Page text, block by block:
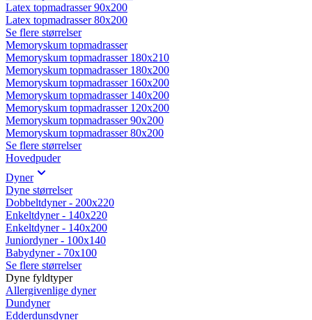
Latex topmadrasser 90x200
Latex topmadrasser 80x200
Se flere størrelser
Memoryskum topmadrasser
Memoryskum topmadrasser 180x210
Memoryskum topmadrasser 180x200
Memoryskum topmadrasser 160x200
Memoryskum topmadrasser 140x200
Memoryskum topmadrasser 120x200
Memoryskum topmadrasser 90x200
Memoryskum topmadrasser 80x200
Se flere størrelser
Hovedpuder
Dyner
Dyne størrelser
Dobbeltdyner - 200x220
Enkeltdyner - 140x220
Enkeltdyner - 140x200
Juniordyner - 100x140
Babydyner - 70x100
Se flere størrelser
Dyne fyldtyper
Allergivenlige dyner
Dundyner
Edderdunsdyner